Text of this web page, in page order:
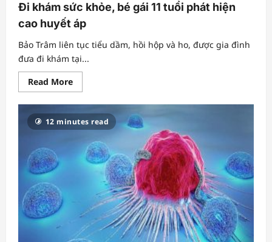
Đi khám sức khỏe, bé gái 11 tuổi phát hiện
cao huyết áp
Bảo Trâm liên tục tiểu dầm, hồi hộp và ho, được gia đình
đưa đi khám tại...
Read MoreRead
more
Đi
khám
sức
khỏe,
bé
gái
11
tuổi
12 minutes read